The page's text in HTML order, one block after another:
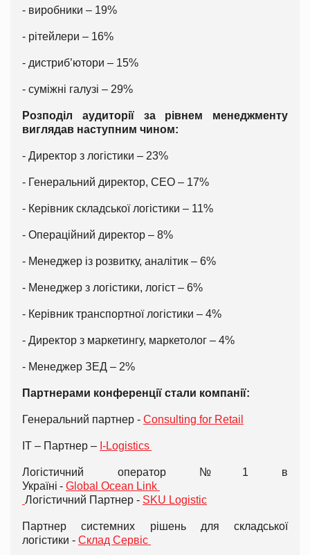
- виробники – 19%
- рітейлери – 16%
- дистриб’ютори – 15%
- суміжні галузі – 29%
Розподіл аудиторії за рівнем менеджменту
виглядав наступним чином:
- Директор з логістики – 23%
- Генеральний директор, СЕО – 17%
- Керівник складської логістики – 11%
- Операційний директор – 8%
- Менеджер із розвитку, аналітик – 6%
- Менеджер з логістики, логіст – 6%
- Керівник транспортної логістики – 4%
- Директор з маркетингу, маркетолог – 4%
- Менеджер ЗЕД – 2%
Партнерами конференції стали компанії:
Генеральний партнер - Consulting for Retail
IТ – Партнер – I-Logistics
Логістичний оператор №1 в
Україні - Global Ocean Link
Логістичний Партнер - SKU Logistic
Партнер системних рішень для складської
логістики - Склад Сервіс